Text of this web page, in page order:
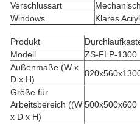
Verschlussart
Windows
Klares
Produkt
Modell
ZS-FLP-1300
Außenmaße (W x
D x H)
Größe für
Arbeitsbereich ((W
x D x H)
500x500x600